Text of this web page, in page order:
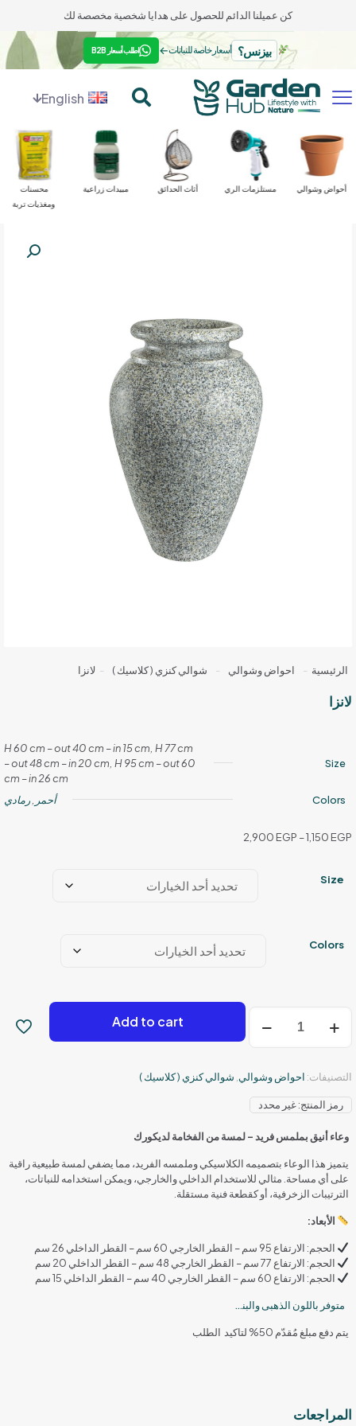
كن عميلنا الدائم للحصول على هدايا شخصية مخصصة لك
بيزنس؟ أسعار خاصة للنباتات← اطلب أسعار B2B
English
محسنات
ومغذيات تربة
مبيدات زراعية أثاث الحدائق مستلزمات الري أحواض وشوالي
الرئيسية - احواض وشوالي - شوالي كنزي ( كلاسيك ) - لانزا
لانزا
Size
H 60 cm – out 40 cm – in 15 cm, H 77 cm
– out 48 cm – in 20 cm, H 95 cm – out 60
cm – in 26 cm
Colors
أحمر رمادي
1,150 EGP
–
2,900 EGP
Size
Colors
لانزا
Add to cart
التصنيفات: احواض وشوالي شوالي كنزي ( كلاسيك )
رمز المنتج:غير محدد
وعاء أنيق بملمس فريد – لمسة من الفخامة لديكورك
يتميز هذا الوعاء بتصميمه الكلاسيكي وملمسه الفريد، مما يضفي لمسة طبيعية راقية
على أي مساحة. مثالي للاستخدام الداخلي والخارجي، ويمكن استخدامه للنباتات،
الترتيبات الزخرفية، أو كقطعة فنية مستقلة.
الأبعاد:
الحجم: الارتفاع 95 سم – القطر الخارجي 60 سم – القطر الداخلي 26 سم
الحجم: الارتفاع 77 سم – القطر الخارجي 48 سم – القطر الداخلي 20 سم
الحجم: الارتفاع 60 سم – القطر الخارجي 40 سم – القطر الداخلي 15 سم
متوفر باللون الذهبى والبنى المحمر
يتم دفع مبلغ مُقدّم 50% لتاكيد الطلب
المراجعات